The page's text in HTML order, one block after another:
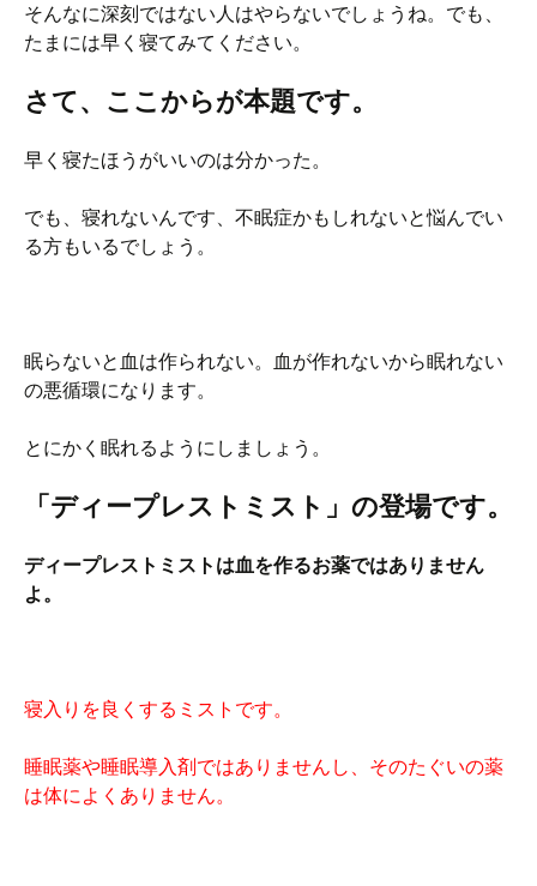
そんなに深刻ではない人はやらないでしょうね。でも、
たまには早く寝てみてください。
さて、ここからが本題です。
早く寝たほうがいいのは分かった。
でも、寝れないんです、不眠症かもしれないと悩んでい
る方もいるでしょう。
眠らないと血は作られない。血が作れないから眠れない
の悪循環になります。
とにかく眠れるようにしましょう。
「ディープレストミスト」の登場です。
ディープレストミストは血を作るお薬ではありません
よ。
寝入りを良くするミストです。
睡眠薬や睡眠導入剤ではありませんし、そのたぐいの薬
は体によくありません。